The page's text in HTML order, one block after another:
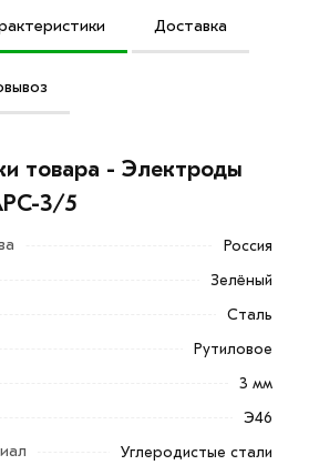
Доставка
в области строительства и
для сварки стыковых,
металла, во всех
товара - Электроды
3/5
Россия
Зелёный
Сталь
Рутиловое
3 мм
Э46
Углеродистые стали